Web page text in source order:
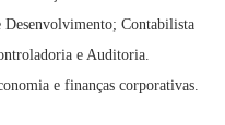
Desenvolvimento; Contabilista
e Auditoria.
e finanças corporativas.